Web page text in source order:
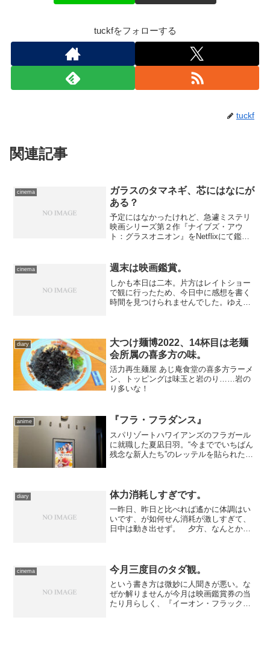
tuckfをフォローする
tuckf
関連記事
cinema
ガラスのタマネギ、芯にはなにが
ある？
予定にはなかったけれど、急遽ミステリ
映画シリーズ第２作『ナイブズ・アウ
ト：グラスオニオン』をNetflixにて鑑
cinema 週末は映画鑑賞。
しかも本日は二本。片方はレイトショー
で観に行ったため、今日中に感想を書く
時間を見つけられませんでした。ゆえに
る。たまに読書するためだけ...
diary
大つけ麺博2022、14杯目は老麺
会所属の喜多方の味。
活力再生麺屋 あじ庵食堂の喜多方ラーメ
ン、トッピングは味玉と岩のり……岩の
り多いな！
anime 『フラ・フラダンス』
スパリゾートハワイアンズのフラガール
に就職した夏凪日羽。“今まででいちばん
残念な新人たち”のレッテルを貼られた仲
春群像。
diary 体力消耗しすぎです。
一昨日、昨日と比べれば遙かに体調はい
いです、が如何せん消耗が激しすぎて、
日中は動き出せず。 夕方、なんとか起
だったのに、水曜日につぶれて...
cinema 今月三度目のタダ観。
という書き方は微妙に人聞きが悪い。な
ぜか解りませんが今月は映画鑑賞券の当
たり月らしく、『イーオン・フラック